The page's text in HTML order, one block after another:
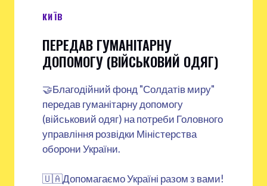
КИЇВ
ПЕРЕДАВ ГУМАНІТАРНУ
ДОПОМОГУ (ВІЙСЬКОВИЙ ОДЯГ)
🤝Благодійний фонд "Солдатів миру"
передав гуманітарну допомогу
(військовий одяг) на потреби Головного
управління розвідки Міністерства
оборони України.
🇺🇦Допомагаємо Україні разом з вами!